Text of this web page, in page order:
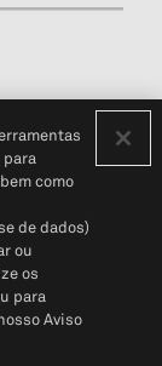
(em inglês)
Global
como
de dados)
ou
os
para
Aviso